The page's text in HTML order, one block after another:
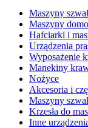
Maszyny
Maszyny
Hafciarki i
Urządzenia
Wyposażenie
Manekiny
Nożyce
Akcesoria i
Maszyny
Krzesła do
Inne